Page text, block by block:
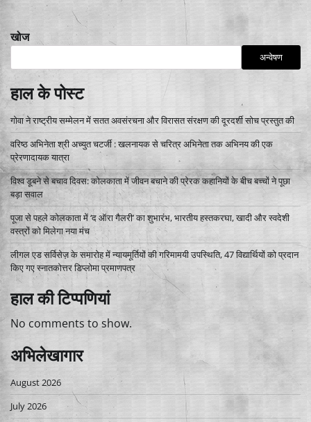
खोज
अन्वेषण
हाल के पोस्ट
गोवा ने राष्ट्रीय सम्मेलन में सतत अवसंरचना और विरासत संरक्षण की दूरदर्शी सोच प्रस्तुत की
वरिष्ठ अभिनेता श्री अच्युत चटर्जी : खलनायक से चरित्र अभिनेता तक अभिनय की एक
प्रेरणादायक यात्रा
विश्व डूबने से बचाव दिवस: कोलकाता में जीवन बचाने की प्रेरक कहानियों के बीच बच्चों ने पूछा
बड़ा सवाल
पूजा से पहले कोलकाता में ‘द ऑरा गैलरी’ का शुभारंभ, भारतीय हस्तकरघा, खादी और स्वदेशी
वस्त्रों को मिलेगा नया मंच
लीगल एड सर्विसेज़ के समारोह में न्यायमूर्तियों की गरिमामयी उपस्थिति, 47 विद्यार्थियों को प्रदान
किए गए स्नातकोत्तर डिप्लोमा प्रमाणपत्र
हाल की टिप्पणियां
No comments to show.
अभिलेखागार
August 2026
July 2026